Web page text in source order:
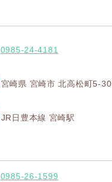
0985-24-4181
宮崎県 宮崎市 北高松町5-30
JR日豊本線 宮崎駅
0985-26-1599